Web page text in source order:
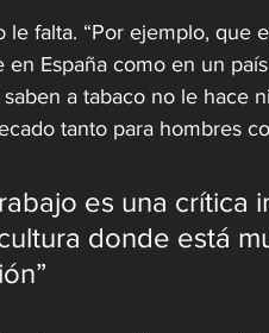
le falta. “Por ejemplo, que
en España como en un
saben a tabaco no le hace
tanto para hombres
es una crítica
donde está